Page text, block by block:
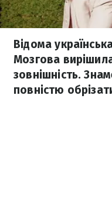
Відома
Мозгова
зовнішність.
повністю